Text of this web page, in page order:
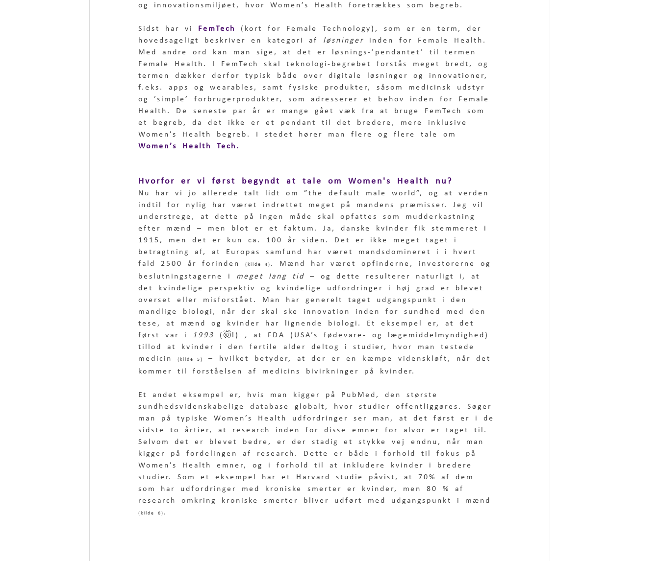
og innovationsmiljøet, hvor Women’s Health foretrækkes som begreb.
Sidst har vi FemTech
(kort for Female Technology), som er en term, der
hovedsageligt beskriver en kategori af løsninger inden for Female Health.
Med andre ord kan man sige, at det er løsnings-’pendantet’ til termen
Female Health. I FemTech skal teknologi-begrebet forstås meget bredt, og
termen dækker derfor typisk både over digitale løsninger og innovationer,
f.eks. apps og wearables, samt fysiske produkter, såsom medicinsk udstyr
og ’simple’ forbrugerprodukter, som adresserer et behov inden for Female
Health. De seneste par år er mange gået væk fra at bruge FemTech som
et begreb, da det ikke er et pendant til det bredere, mere inklusive
Women’s Health begreb. I stedet hører man flere og flere tale om
Women’s Health Tech.
Hvorfor er vi først begyndt at tale om Women's Health nu?
Nu har vi jo allerede talt lidt om ”the default male world”, og at verden
indtil for nylig har været indrettet meget på mandens præmisser. Jeg vil
understrege, at dette på ingen måde skal opfattes som mudderkastning
efter mænd – men blot er et faktum. Ja, danske kvinder fik stemmeret i
1915, men det er kun ca. 100 år siden. Det er ikke meget taget i
betragtning af, at Europas samfund har været mandsdomineret i i hvert
fald 2500 år forinden
(kilde 4) . Mænd har været opfinderne, investorerne og
beslutningstagerne i meget lang tid – og dette resulterer naturligt i, at
det kvindelige perspektiv og kvindelige udfordringer i høj grad er blevet
overset eller misforstået. Man har generelt taget udgangspunkt i den
mandlige biologi, når der skal ske innovation inden for sundhed med den
tese, at mænd og kvinder har lignende biologi. Et eksempel er, at det
først var i 1993 (🤯!) , at FDA (USA’s fødevare- og lægemiddelmyndighed)
tillod at kvinder i den fertile alder deltog i studier, hvor man testede
medicin
(kilde 5)
– hvilket betyder, at der er en kæmpe videnskløft, når det
kommer til forståelsen af medicins bivirkninger på kvinder.
Et andet eksempel er, hvis man kigger på PubMed, den største
sundhedsvidenskabelige database globalt, hvor studier offentliggøres. Søger
man på typiske Women’s Health udfordringer ser man, at det først er i de
sidste to årtier, at research inden for disse emner for alvor er taget til.
Selvom det er blevet bedre, er der stadig et stykke vej endnu, når man
kigger på fordelingen af research. Dette er både i forhold til fokus på
Women’s Health emner, og i forhold til at inkludere kvinder i bredere
studier. Som et eksempel har et Harvard studie påvist, at 70% af dem
som har udfordringer med kroniske smerter er kvinder, men 80 % af
research omkring kroniske smerter bliver udført med udgangspunkt i mænd
(kilde 6) .